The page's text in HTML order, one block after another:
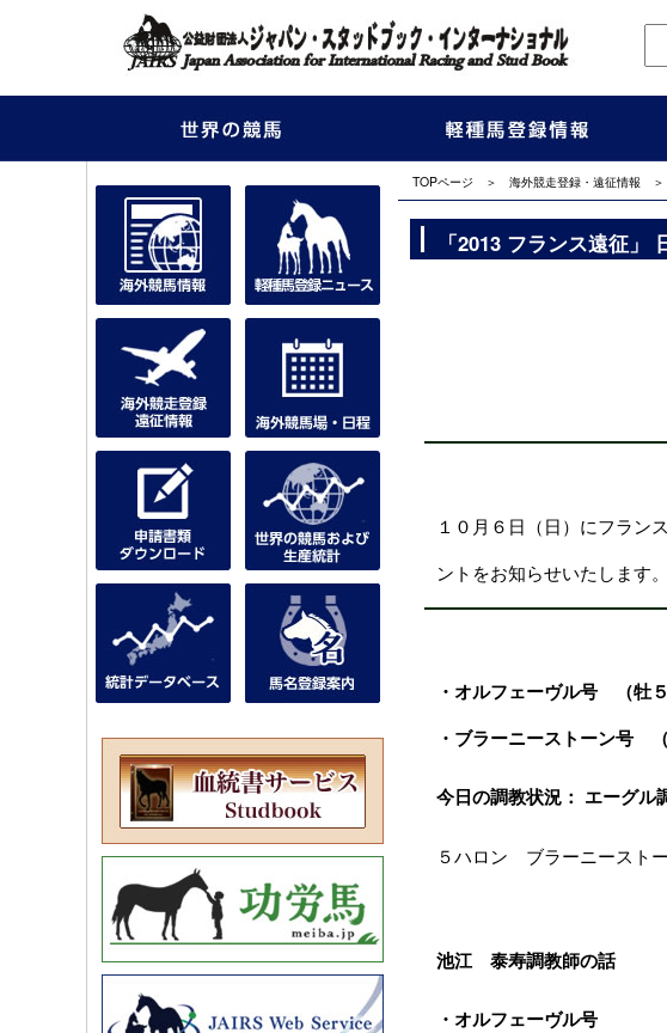
TOPページ ＞ 海外競走登録・遠征情報 ＞
「2013 フランス遠征」
１０月６日（日）にフラン
ントをお知らせいたします。
・オルフェーヴル号 （牡
・ブラーニーストーン号
今日の調教状況： エーグル
５ハロン ブラーニースト
池江 泰寿調教師の話
・オルフェーヴル号